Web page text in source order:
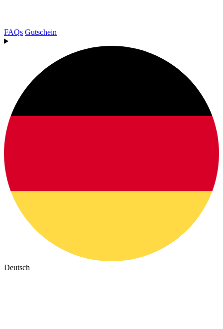
FAQs Gutschein
Deutsch